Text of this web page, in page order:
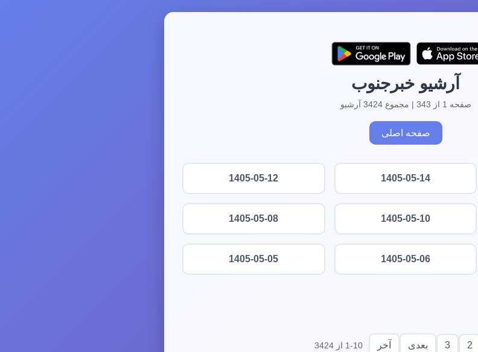
آرشیو خبرجنوب
صفحه 1 از 343 | مجموع 3424 آرشیو
صفحه اصلی
1405-05-14
1405-05-12
1405-05-10
1405-05-08
1405-05-06
1405-05-05
2
3 بعدی آخر 1-10 از 3424